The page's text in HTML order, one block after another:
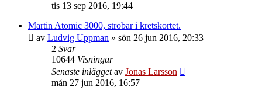
tis 13 sep 2016, 19:44
Martin Atomic 3000, strobar i kretskortet.
av Ludvig Uppman » sön 26 jun 2016, 20:33
2 Svar
10644 Visningar
Senaste inläggetav Jonas Larsson
mån 27 jun 2016, 16:57